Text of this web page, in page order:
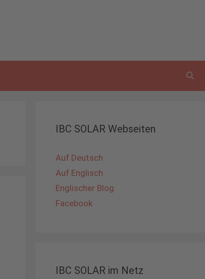
IBC SOLAR Webseiten
Auf Deutsch
Auf Englisch
Englischer Blog
Facebook
IBC SOLAR im Netz